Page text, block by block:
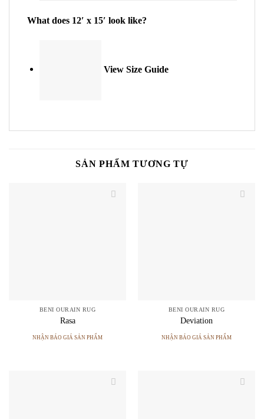
What does 12′ x 15′ look like?
View Size Guide
SẢN PHẨM TƯƠNG TỰ
BENI OURAIN RUG
Rasa
NHẬN BÁO GIÁ SẢN PHẨM
BENI OURAIN RUG
Deviation
NHẬN BÁO GIÁ SẢN PHẨM